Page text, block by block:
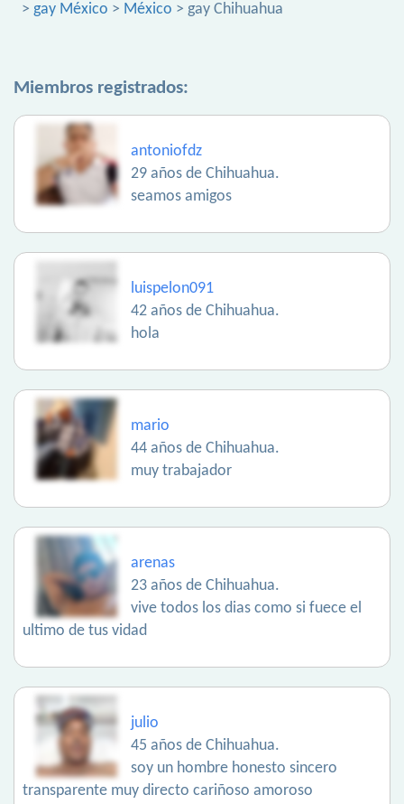
> gay México > México > gay Chihuahua
Miembros registrados:
antoniofdz
29 años de Chihuahua.
seamos amigos
luispelon091
42 años de Chihuahua.
hola
mario
44 años de Chihuahua.
muy trabajador
arenas
23 años de Chihuahua.
vive todos los dias como si fuece el
ultimo de tus vidad
julio
45 años de Chihuahua.
soy un hombre honesto sincero
transparente muy directo cariñoso amoroso